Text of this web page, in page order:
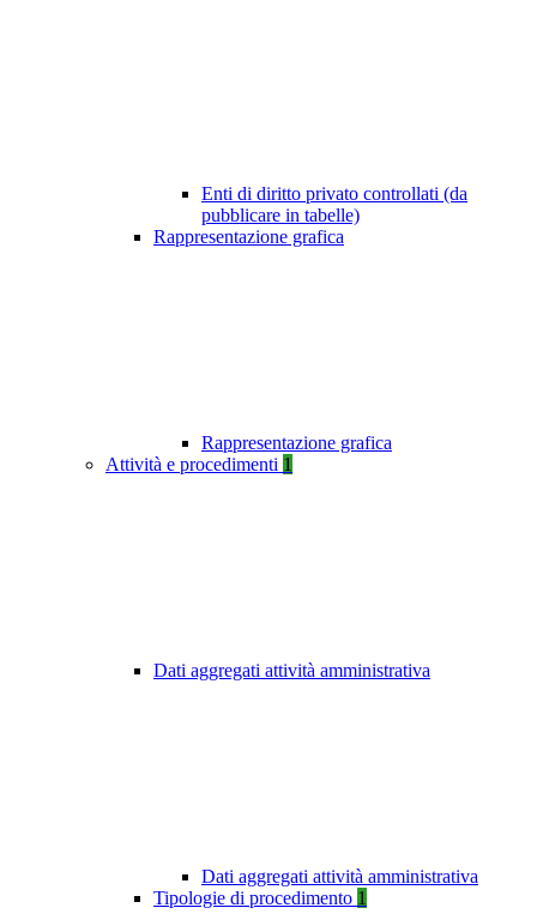
Enti di diritto privato controllati (da
pubblicare in tabelle)
Rappresentazione grafica
Rappresentazione grafica
Attività e procedimenti 1
Dati aggregati attività amministrativa
Dati aggregati attività amministrativa
Tipologie di procedimento 1